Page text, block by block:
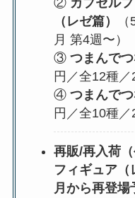
（レゼ篇）
月 第4週〜）
③ つまんで
円／全12種／
④ つまんで
円／全10種／
再販/再入荷
フィギュア（
月から再登場